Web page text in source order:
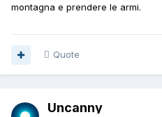
montagna e prendere le armi.
Quote
Uncanny